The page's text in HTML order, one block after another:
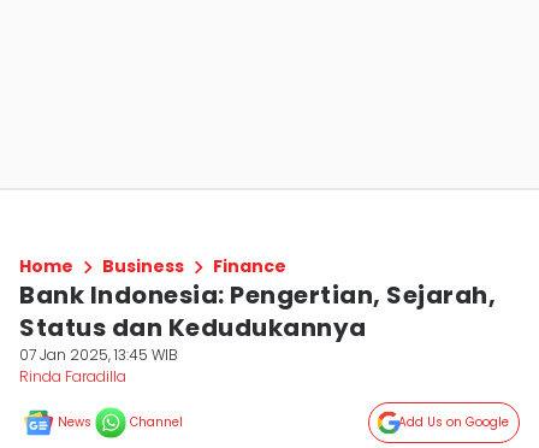
Home Business Finance
Bank Indonesia: Pengertian, Sejarah,
Status dan Kedudukannya
07 Jan 2025, 13:45 WIB
Rinda Faradilla
News Channel Add Us on Google